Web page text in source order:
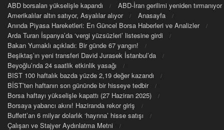
ABD borsaları yükselişle kapandı
ABD-İran gerilimi yeniden tırmanıyor
Amerikalılar altın satıyor, Asyalılar alıyor
Anasayfa
Anında Piyasa Hareketleri: En Güncel Borsa Haberleri ve Analizler
Arda Turan İspanya’da ‘vergi yüzsüzleri’ listesine girdi
Bakan Yumaklı açıkladı: Bir günde 67 yangın!
Beşiktaş’ın yeni transferi David Jurasek İstanbul’da
Beyoğlu’nda 24 saatlik etkinlik yasağı
BIST 100 haftalık bazda yüzde 2,19 değer kazandı
BİST’ten haftanın son gününde bir hisseye tedbir
Borsa haftayı yükselişle kapattı (27 Haziran 2025)
Borsaya yabancı akını! Haziranda rekor giriş
Buffett’an 6 milyar dolarlık ‘hayrına’ hisse satışı
Çalışan ve Stajyer Aydınlatma Metni